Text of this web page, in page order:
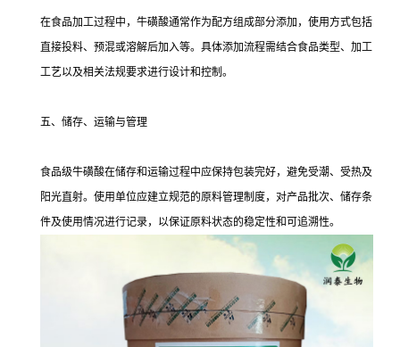
在食品加工过程中，牛磺酸通常作为配方组成部分添加，使用方式包括
直接投料、预混或溶解后加入等。具体添加流程需结合食品类型、加工
工艺以及相关法规要求进行设计和控制。
五、储存、运输与管理
食品级牛磺酸在储存和运输过程中应保持包装完好，避免受潮、受热及
阳光直射。使用单位应建立规范的原料管理制度，对产品批次、储存条
件及使用情况进行记录，以保证原料状态的稳定性和可追溯性。